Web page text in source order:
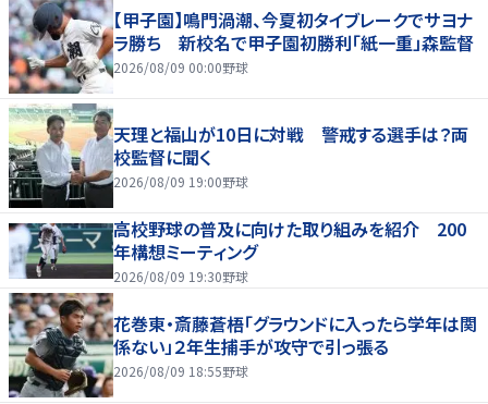
【甲子園】鳴門渦潮、今夏初タイブレークでサヨナ
ラ勝ち 新校名で甲子園初勝利「紙一重」森監督
2026/08/09 00:00野球
天理と福山が10日に対戦 警戒する選手は？両
校監督に聞く
2026/08/09 19:00野球
高校野球の普及に向けた取り組みを紹介 200
年構想ミーティング
2026/08/09 19:30野球
花巻東・斎藤蒼梧「グラウンドに入ったら学年は関
係ない」２年生捕手が攻守で引っ張る
2026/08/09 18:55野球